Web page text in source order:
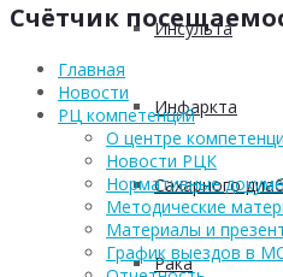
Инсульта
Инфаркта
Сахарного
Рака
Счётчик
Главная
Новости
РЦ компетенций
О центре
Новости РЦК
Нормативные
Методические
Материалы и
График выездов в